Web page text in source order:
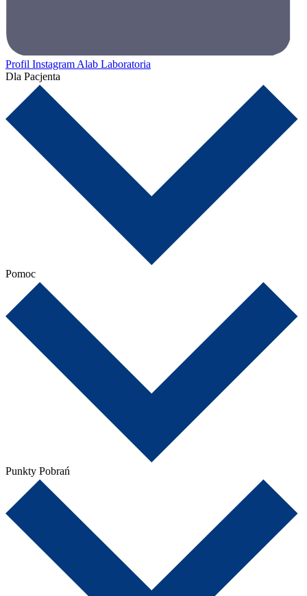
Profil Instagram Alab Laboratoria
Dla Pacjenta
Pomoc
Punkty Pobrań